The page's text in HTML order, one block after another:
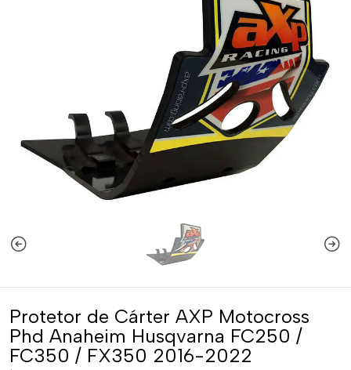
Protetor de Cárter AXP Motocross
Phd Anaheim Husqvarna FC250 /
FC350 / FX350 2016-2022